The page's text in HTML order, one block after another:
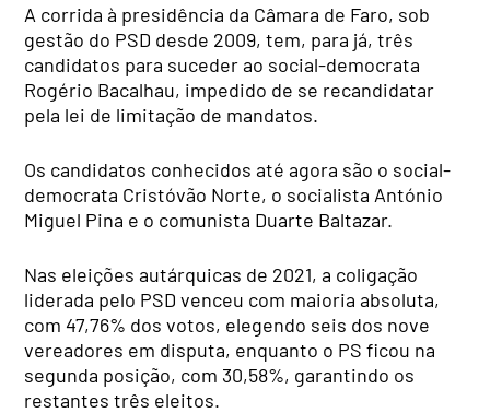
A corrida à presidência da Câmara de Faro, sob
gestão do PSD desde 2009, tem, para já, três
candidatos para suceder ao social-democrata
Rogério Bacalhau, impedido de se recandidatar
pela lei de limitação de mandatos.
Os candidatos conhecidos até agora são o social-
democrata Cristóvão Norte, o socialista António
Miguel Pina e o comunista Duarte Baltazar.
Nas eleições autárquicas de 2021, a coligação
liderada pelo PSD venceu com maioria absoluta,
com 47,76% dos votos, elegendo seis dos nove
vereadores em disputa, enquanto o PS ficou na
segunda posição, com 30,58%, garantindo os
restantes três eleitos.